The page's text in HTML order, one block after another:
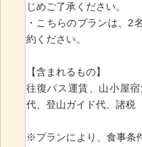
じめご了承ください。
・こちらのプランは、2
約ください。
【含まれるもの】
往復バス運賃、山小屋
代、登山ガイド代、諸税
※プランにより、食事条